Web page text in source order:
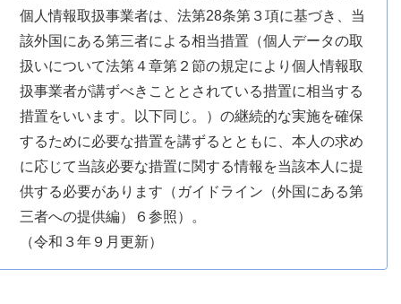
個人情報取扱事業者は、法第28条第３項に基づき、当
該外国にある第三者による相当措置（個人データの取
扱いについて法第４章第２節の規定により個人情報取
扱事業者が講ずべきこととされている措置に相当する
措置をいいます。以下同じ。）の継続的な実施を確保
するために必要な措置を講ずるとともに、本人の求め
に応じて当該必要な措置に関する情報を当該本人に提
供する必要があります（ガイドライン（外国にある第
三者への提供編）６参照）。
（令和３年９月更新）